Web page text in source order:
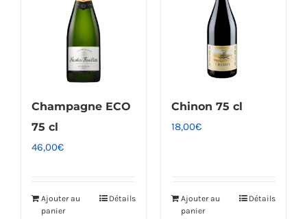
Champagne ECO
75 cl
46,00€
Ajouter au
panier
Détails
Chinon 75 cl
18,00€
Ajouter au
panier
Détails